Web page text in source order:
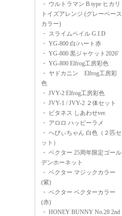
・ ウルトラマン B type ヒカリ
トイズアレンジ (グレーベース
カラー)
・ スライムペイル G.I.D
・ YG-800 白/ハート赤
・ YG-800 黒ジャケット2026'
・ YG-800 Elfrog工房彩色
・ ヤドカニン Elfrog工房彩
色
・ JVY-2 Elfrog工房彩色
・ JVY-1 / JVY-2 ２体セット
・
ビタネス しあわせver.
・ アロロ ハッピーラメ
・ へびぃちゃん 白色（２匹セ
ット）
・ ベクター 25周年限定ゴール
デンホーネット
・ ベクター マジックカラー
(紫)
・ ベクター ベクターカラー
(赤)
・ HONEY BUNNY No.28 2nd